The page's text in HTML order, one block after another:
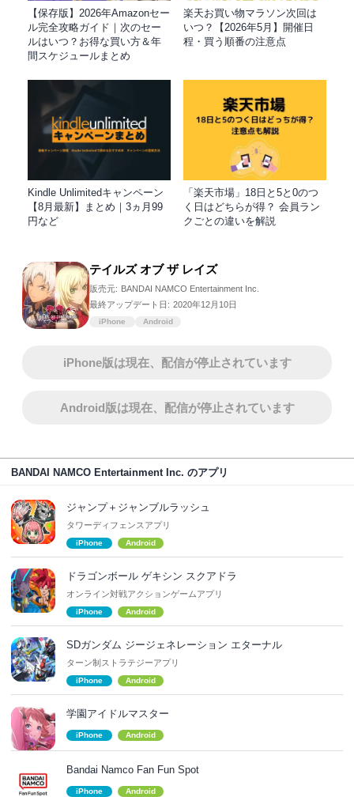
【保存版】2026年Amazonセー
ル完全攻略ガイド｜次のセー
ルはいつ？お得な買い方＆年
間スケジュールまとめ
楽天お買い物マラソン次回は
いつ？【2026年5月】開催日
程・買う順番の注意点
Kindle Unlimitedキャンペーン
【8月最新】まとめ｜3ヵ月99
円など
「楽天市場」18日と5と0のつ
く日はどちらが得？ 会員ラン
クごとの違いを解説
テイルズ オブ ザ レイズ
販売元: BANDAI NAMCO Entertainment Inc.
最終アップデート日: 2020年12月10日
iPhone Android
iPhone版は現在、配信が停止されています
Android版は現在、配信が停止されています
BANDAI NAMCO Entertainment Inc. のアプリ
ジャンプ＋ジャンブルラッシュ
タワーディフェンスアプリ
iPhone Android
ドラゴンボール ゲキシン スクアドラ
オンライン対戦アクションゲームアプリ
iPhone Android
SDガンダム ジージェネレーション エターナル
ターン制ストラテジーアプリ
iPhone Android
学園アイドルマスター
iPhone Android
Bandai Namco Fan Fun Spot
iPhone Android